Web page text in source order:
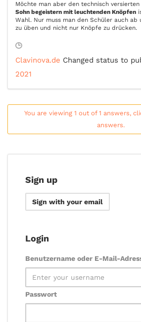
Möchte man aber den technisch versierten
Sohn begeistern mit leuchtenden Knöpfen
Wahl. Nur muss man den Schüler auch ab
zu üben und nicht nur Knöpfe zu drücken.
Clavinova.de Changed status to
2021
You are viewing 1 out of 1 answers,
answers.
Sign up
Sign with your email
Login
Benutzername oder E-Mail-
Passwort